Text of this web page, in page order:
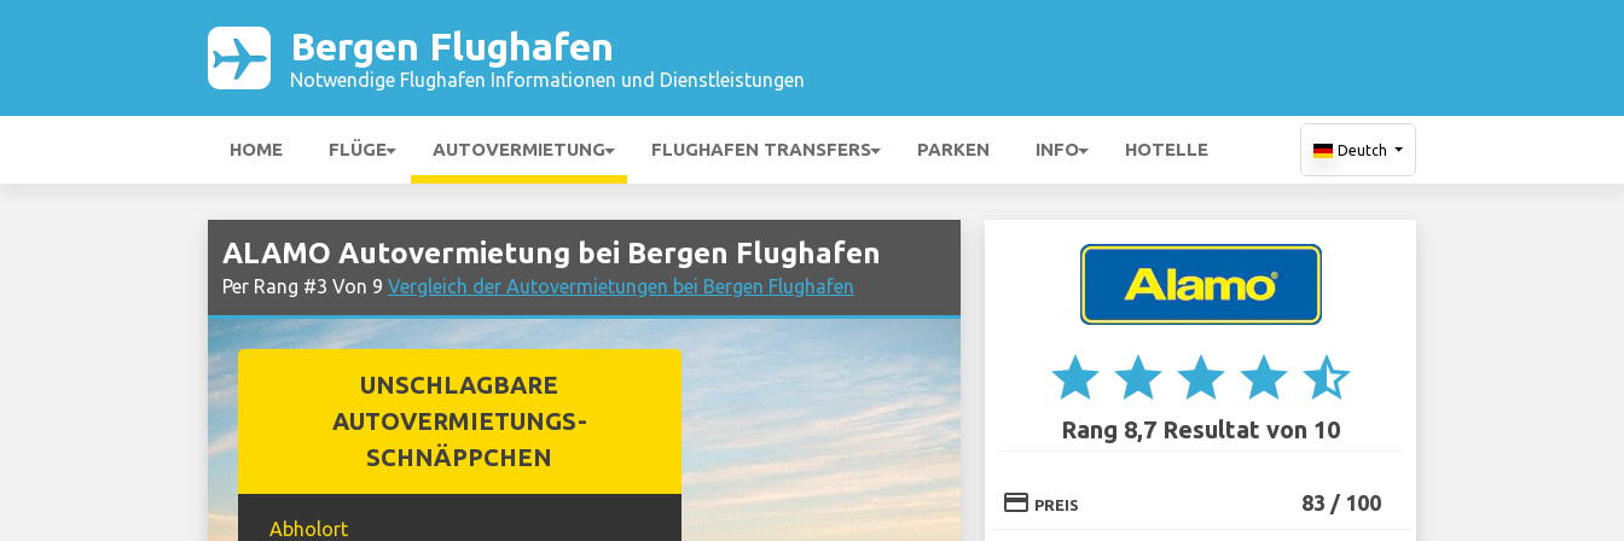
Bergen Flughafen
Notwendige Flughafen Informationen und Dienstleistungen
HOME FLÜGE AUTOVERMIETUNG FLUGHAFEN TRANSFERS PARKEN INFO HOTELLE Deutch
ALAMO Autovermietung bei Bergen Flughafen
Per Rang #3 Von 9 Vergleich der Autovermietungen bei Bergen Flughafen
UNSCHLAGBARE
AUTOVERMIETUNGS-
SCHNÄPPCHEN
Abholort
star star star star star_half
Rang 8,7 Resultat von 10
credit_card PREIS 83 / 100